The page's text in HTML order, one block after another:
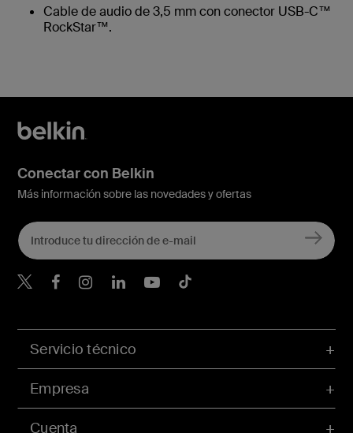
Cable de audio de 3,5 mm con conector USB-C™
RockStar™.
Cuenta
Servicio técnico
Empresa
Conectar con Belkin
Más información sobre las novedades y ofertas
Belkin Twitter